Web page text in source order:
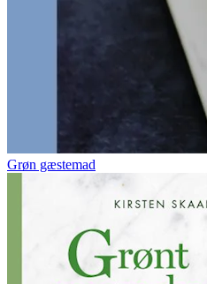
Grøn gæstemad